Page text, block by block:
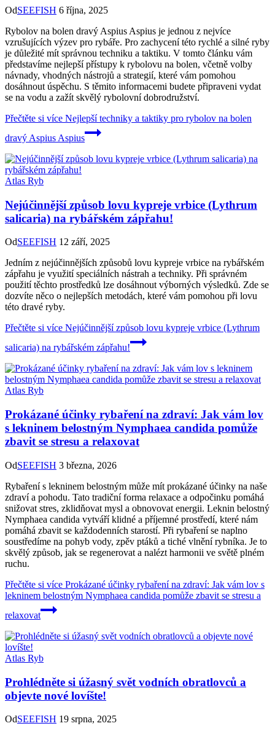
OdSEEFISH 6 října, 2025
Rybolov na bolen dravý Aspius Aspius je jednou z nejvíce
vzrušujících výzev pro rybáře. Pro zachycení této rychlé a silné ryby
je důležité mít správnou techniku a taktiku. V tomto článku vám
představíme nejlepší přístupy k rybolovu na bolen, včetně volby
návnady, vhodných nástrojů a strategií, které vám pomohou
dosáhnout úspěchu. S těmito informacemi budete připraveni vydat
se na vodu a zažít skvělý rybolovní dobrodružství.
Přečtěte si více Nejlepší techniky a taktiky pro rybolov na bolen
dravý Aspius Aspius
Atlas Ryb
Nejúčinnější způsob lovu kypreje vrbice (Lythrum
salicaria) na rybářském zápřahu!
OdSEEFISH 12 září, 2025
Jedním z nejúčinnějších způsobů lovu kypreje vrbice na rybářském
zápřahu je využití speciálních nástrah a techniky. Při správném
použití těchto prostředků lze dosáhnout výborných výsledků. Zde se
dozvíte něco o nejlepších metodách, které vám pomohou při lovu
této dravé ryby.
Přečtěte si více Nejúčinnější způsob lovu kypreje vrbice (Lythrum
salicaria) na rybářském zápřahu!
Atlas Ryb
Prokázané účinky rybaření na zdraví: Jak vám lov
s lekninem belostným Nymphaea candida pomůže
zbavit se stresu a relaxovat
OdSEEFISH 3 března, 2026
Rybaření s lekninem belostným může mít prokázané účinky na naše
zdraví a pohodu. Tato tradiční forma relaxace a odpočinku pomáhá
snižovat stres, zklidňovat mysl a obnovovat energii. Leknin belostný
Nymphaea candida vytváří klidné a příjemné prostředí, které nám
pomáhá zbavit se každodenních starostí. Při rybaření se naplno
soustředíme na pohyb vody, zpěv ptáků a tiché vlnění rybníka. Je to
skvělý způsob, jak se regenerovat a nalézt harmonii ve světě plném
ruchu.
Přečtěte si více Prokázané účinky rybaření na zdraví: Jak vám lov s
lekninem belostným Nymphaea candida pomůže zbavit se stresu a
relaxovat
Atlas Ryb
Prohlédněte si úžasný svět vodních obratlovců a
objevte nové lovíšte!
OdSEEFISH 19 srpna, 2025